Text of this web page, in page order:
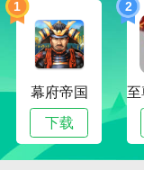
1.可爱的游戏
更好地沉浸在游戏
2.刺激红包奖
奖励，这给了他
3.操作方法简
游戏的乐趣。
1
幕府帝国
下载
2